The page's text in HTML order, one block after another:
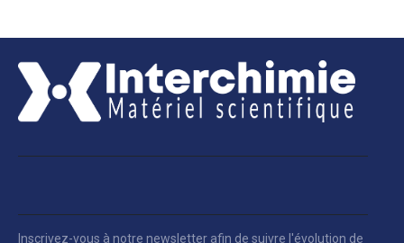
Inscrivez-vous à notre newsletter afin de suivre l'évolution de